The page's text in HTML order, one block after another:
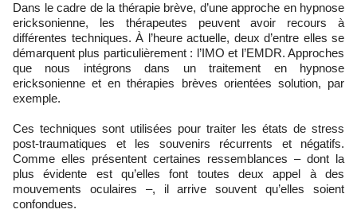
Dans le cadre de la thérapie brève, d’une approche en hypnose
ericksonienne, les thérapeutes peuvent avoir recours à
différentes techniques. À l’heure actuelle, deux d’entre elles se
démarquent plus particulièrement : l’IMO et l’EMDR. Approches
que nous intégrons dans un traitement en hypnose
ericksonienne et en thérapies brèves orientées solution, par
exemple.
Ces techniques sont utilisées pour traiter les états de stress
post-traumatiques et les souvenirs récurrents et négatifs.
Comme elles présentent certaines ressemblances – dont la
plus évidente est qu’elles font toutes deux appel à des
mouvements oculaires –, il arrive souvent qu’elles soient
confondues.